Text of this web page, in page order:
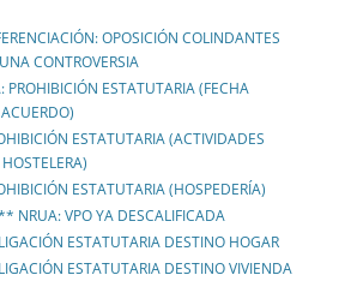
OPOSICIÓN COLINDANTES
CONTROVERSIA
ESTATUTARIA (FECHA
ESTATUTARIA (ACTIVIDADES
ESTATUTARIA (HOSPEDERÍA)
NRUA: VPO YA DESCALIFICADA
ESTATUTARIA DESTINO HOGAR
ESTATUTARIA DESTINO VIVIENDA